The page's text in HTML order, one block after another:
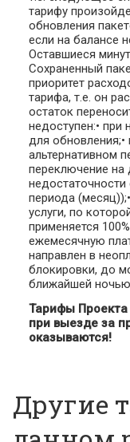
тарифу
обновления
если на балансе
Оставшиеся
Сохраненный
приоритет
тарифа, т.е. он
остаток
недоступен:•
для обновления;•
альтернативном
переключение
периода
услуги, по
применяется
ежемесячную
направлен в
блокировки, до
ближайшей
Тарифы
при выезде за
оказываются!
Другие